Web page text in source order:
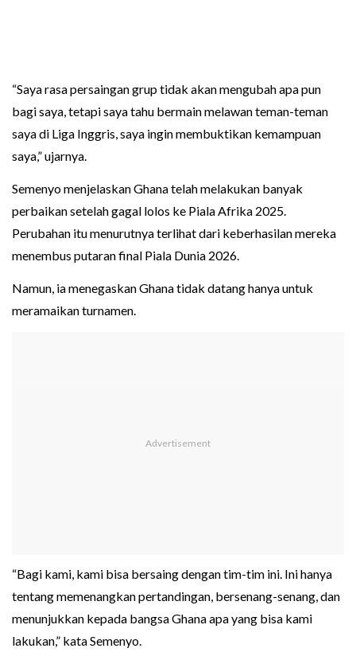
“Saya rasa persaingan grup tidak akan mengubah apa pun
bagi saya, tetapi saya tahu bermain melawan teman-teman
saya di Liga Inggris, saya ingin membuktikan kemampuan
saya,” ujarnya.
Semenyo menjelaskan Ghana telah melakukan banyak
perbaikan setelah gagal lolos ke Piala Afrika 2025.
Perubahan itu menurutnya terlihat dari keberhasilan mereka
menembus putaran final Piala Dunia 2026.
Namun, ia menegaskan Ghana tidak datang hanya untuk
meramaikan turnamen.
“Bagi kami, kami bisa bersaing dengan tim-tim ini. Ini hanya
tentang memenangkan pertandingan, bersenang-senang, dan
menunjukkan kepada bangsa Ghana apa yang bisa kami
lakukan,” kata Semenyo.